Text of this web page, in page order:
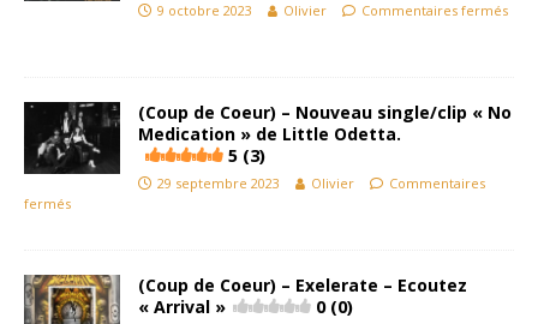
9 octobre 2023 Olivier Commentaires fermés
(Coup de Coeur) – Nouveau single/clip « No
Medication » de Little Odetta.
5 (3)
29 septembre 2023 Olivier
Commentaires
fermés
(Coup de Coeur) – Exelerate – Ecoutez
« Arrival »
0 (0)